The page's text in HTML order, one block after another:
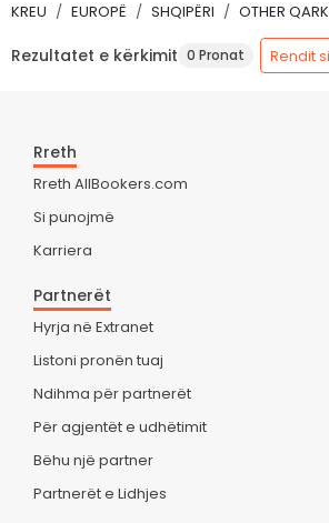
KREU EUROPË SHQIPËRI OTHER QARK
Rezultatet e kërkimit 0 Pronat
Rreth
Rreth AllBookers.com
Si punojmë
Karriera
Partnerët
Hyrja në Extranet
Listoni pronën tuaj
Ndihma për partnerët
Për agjentët e udhëtimit
Bëhu një partner
Partnerët e Lidhjes